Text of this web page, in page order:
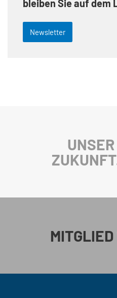
bleiben Sie auf dem
Newsletter